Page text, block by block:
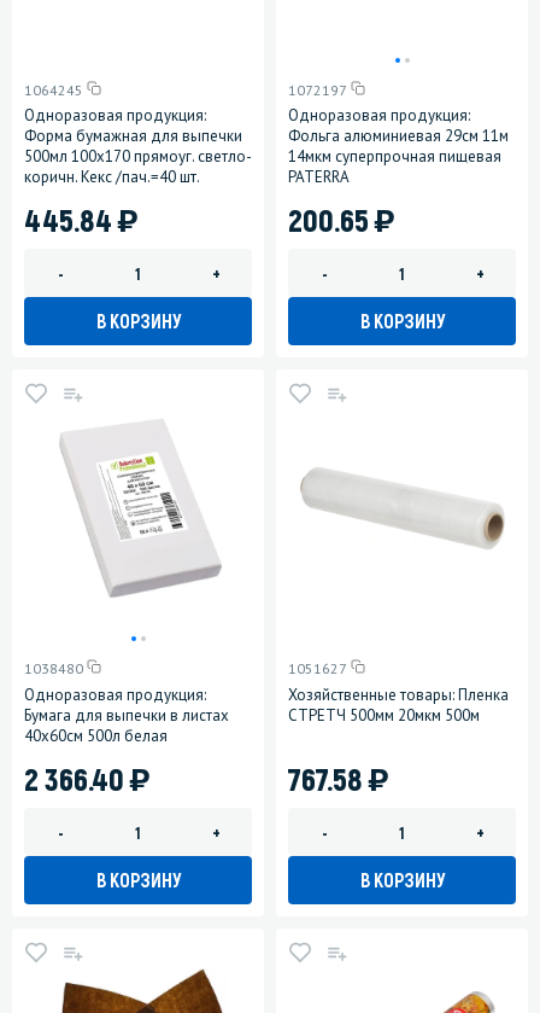
1064245
Одноразовая продукция:
Форма бумажная для выпечки
500мл 100х170 прямоуг. светло-
коричн. Кекс /пач.=40 шт.
445.84)
- +
В КОРЗИНУ
1072197
Одноразовая продукция:
Фольга алюминиевая 29см 11м
14мкм суперпрочная пищевая
PATERRA
200.65)
- +
В КОРЗИНУ
1038480
Одноразовая продукция:
Бумага для выпечки в листах
40х60см 500л белая
2 366.40)
- +
В КОРЗИНУ
1051627
Хозяйственные товары: Пленка
СТРЕТЧ 500мм 20мкм 500м
767.58)
- +
В КОРЗИНУ